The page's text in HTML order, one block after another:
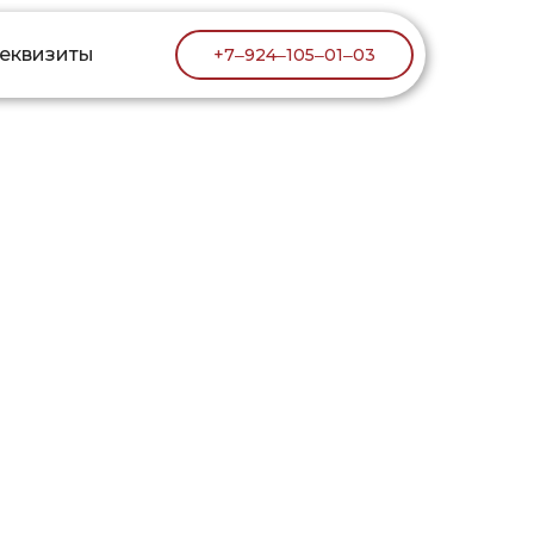
+7‒924‒105‒01‒03
+7‒924‒105‒01‒03